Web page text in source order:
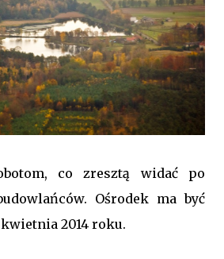
co zresztą widać po
Ośrodek ma być
2014 roku.